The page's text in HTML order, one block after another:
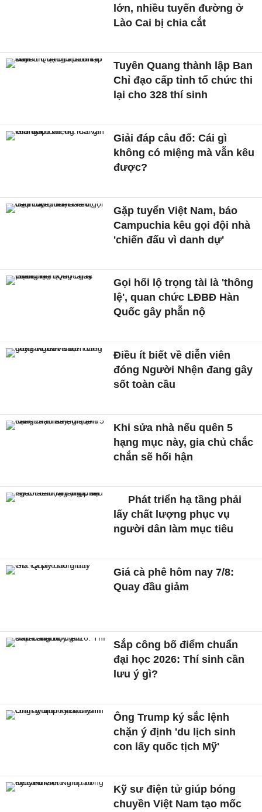
lớn, nhiều tuyến đường ở
Lào Cai bị chia cắt
Tuyên Quang thành lập Ban
Chỉ đạo cấp tỉnh tổ chức thi
lại cho 328 thí sinh
Giải đáp câu đố: Cái gì
không có miệng mà vẫn kêu
được?
Gặp tuyển Việt Nam, báo
Campuchia kêu gọi đội nhà
'chiến đấu vì danh dự'
Gọi hối lộ trọng tài là 'thông
lệ', quan chức LĐBĐ Hàn
Quốc gây phẫn nộ
Điều ít biết về diễn viên
đóng Người Nhện đang gây
sốt toàn cầu
Khi sửa nhà nếu quên 5
hạng mục này, gia chủ chắc
chắn sẽ hối hận
Phát triển hạ tầng phải
lấy chất lượng phục vụ
người dân làm mục tiêu
Giá cà phê hôm nay 7/8:
Quay đầu giảm
Sắp công bố điểm chuẩn
đại học 2026: Thí sinh cần
lưu ý gì?
Ông Trump ký sắc lệnh
chặn ý định 'du lịch sinh
con lấy quốc tịch Mỹ'
Kỹ sư điện tử giúp bóng
chuyền Việt Nam tạo mốc